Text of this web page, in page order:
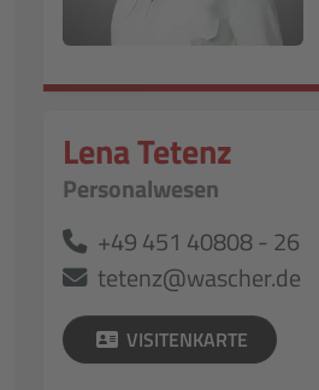
Lena Tetenz
Personalwesen
+49 451 40808 - 26
tetenz@wascher.de
VISITENKARTE